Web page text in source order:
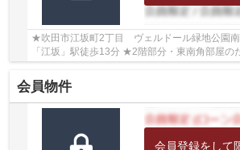
★吹田市江坂町2丁目 ヴェルドール緑地公園
「江坂」駅徒歩13分 ★2階部分・東南角部屋の
好♪ ★専有面積70.63㎡の3LDK ★各居室収納が
会員物件
会員登録をして